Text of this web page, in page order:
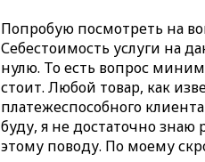
Попробую посмотреть на
Себестоимость услуги на
нулю. То есть вопрос
стоит. Любой товар, как
платежеспособного
буду, я не достаточно
этому поводу. По моему